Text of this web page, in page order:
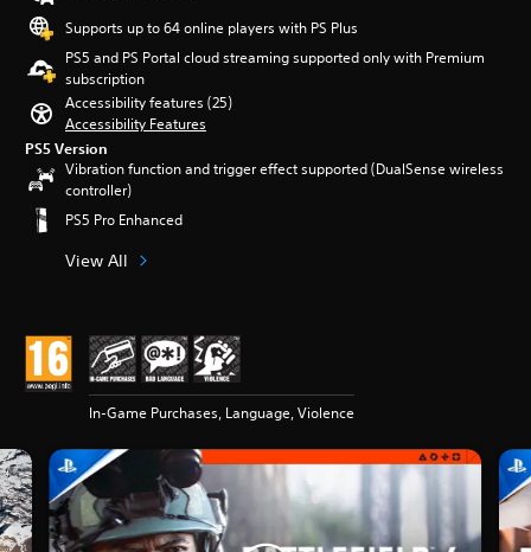
Supports up to 64 online players with PS Plus
PS5 and PS Portal cloud streaming supported only with Premium
subscription
Accessibility features (25)
Accessibility Features
PS5 Version
Vibration function and trigger effect supported (DualSense wireless
controller)
PS5 Pro Enhanced
View All
In-Game Purchases, Language, Violence